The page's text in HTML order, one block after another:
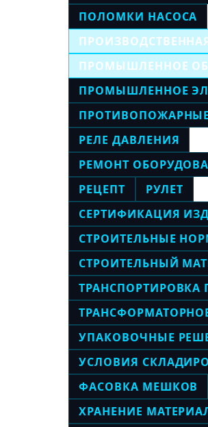
ПОЛОМКИ НАСОСА
ПРОМЫШЛЕННОЕ
ПРОМЫШЛЕННОЕ
РЕЛЕ ДАВЛЕНИЯ
РЕМОНТ
РЕЦЕПТ
РУЛЕТ
СЕРТИФИКАЦИЯ
СТРОИТЕЛЬНЫЕ
СТРОИТЕЛЬНЫЙ
ТРАНСПОРТИРОВКА
УПАКОВОЧНЫЕ
УСЛОВИЯ
ФАСОВКА МЕШКОВ
ХРАНЕНИЕ